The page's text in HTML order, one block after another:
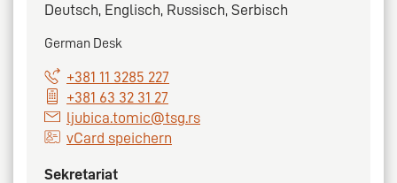
Deutsch, Englisch, Russisch, Serbisch
German Desk
+381 11 3285 227
+381 63 32 31 27
ljubica.tomic@tsg.rs
vCard speichern
Sekretariat